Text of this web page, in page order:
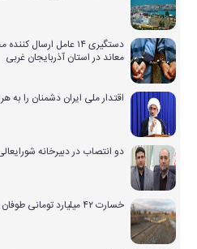
دستگیری ۱۴ عامل
معاند در استان آذربایجان غربی
اقتدار ملی ایران دشمنان را
دو انتصاب در دبیرخانه
خسارت ۴۲ میلیارد تومانی طوفان به تاسیسات هرمزگان